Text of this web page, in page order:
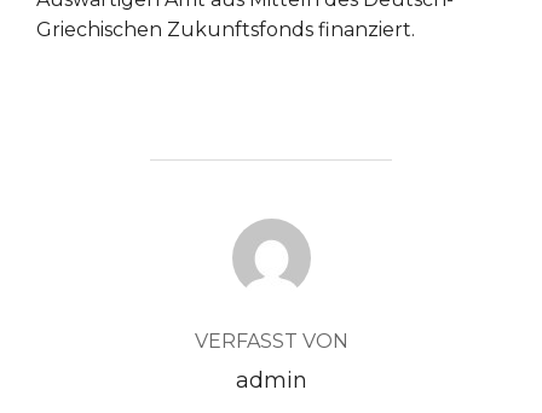
Griechischen Zukunftsfonds finanziert.
BEITRAGSAUTOR
VERFASST VON
admin